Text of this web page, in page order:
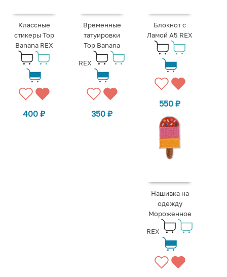
Классные
стикеры Top
Banana REX
400₽
Временные
татуировки
Top Banana
REX
350₽
Блокнот с
Ламой A5 REX
550₽
Нашивка на
одежду
Мороженное
REX